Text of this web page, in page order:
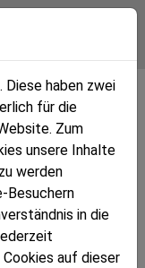
haben zwei
für die
Zum
unsere Inhalte
werden
Besuchern
in die
auf dieser